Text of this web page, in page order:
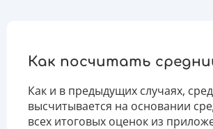
Как посчитать
Как и в предыдущих случаях,
высчитывается на основании
всех итоговых оценок из